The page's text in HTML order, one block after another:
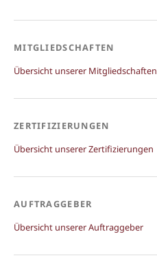
MITGLIEDSCHAFTEN
Übersicht unserer Mitgliedschaften
ZERTIFIZIERUNGEN
Übersicht unserer Zertifizierungen
AUFTRAGGEBER
Übersicht unserer Auftraggeber